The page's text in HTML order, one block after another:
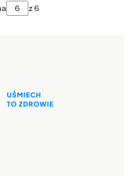
strony z produktami
z 6